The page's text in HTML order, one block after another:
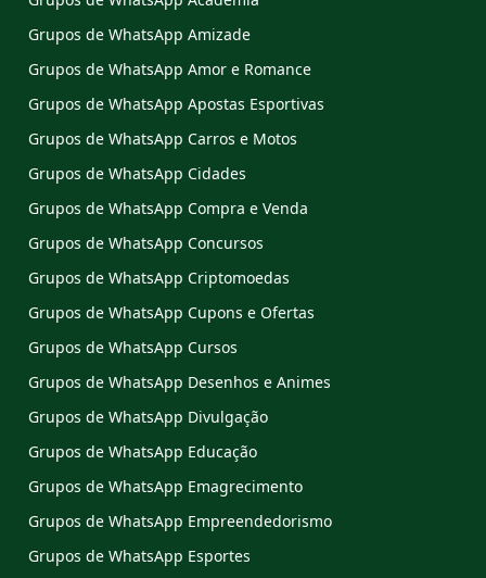
Grupos de WhatsApp Amizade
Grupos de WhatsApp Amor e Romance
Grupos de WhatsApp Apostas Esportivas
Grupos de WhatsApp Carros e Motos
Grupos de WhatsApp Cidades
Grupos de WhatsApp Compra e Venda
Grupos de WhatsApp Concursos
Grupos de WhatsApp Criptomoedas
Grupos de WhatsApp Cupons e Ofertas
Grupos de WhatsApp Cursos
Grupos de WhatsApp Desenhos e Animes
Grupos de WhatsApp Divulgação
Grupos de WhatsApp Educação
Grupos de WhatsApp Emagrecimento
Grupos de WhatsApp Empreendedorismo
Grupos de WhatsApp Esportes